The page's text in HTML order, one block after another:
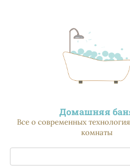
Домашняя
Все о современных
комнаты
Поиск: